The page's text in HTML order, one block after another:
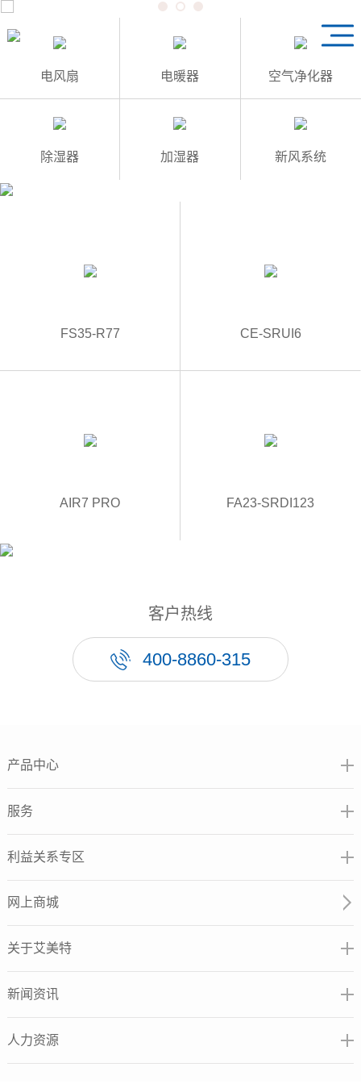
2
电风扇 电暖器 空气净化器
除湿器 加湿器 新风系统
FS35-R77 CE-SRUI6
AIR7 PRO FA23-SRDI123
客户热线
400-8860-315
产品中心
服务
利益关系专区
网上商城
关于艾美特
新闻资讯
人力资源